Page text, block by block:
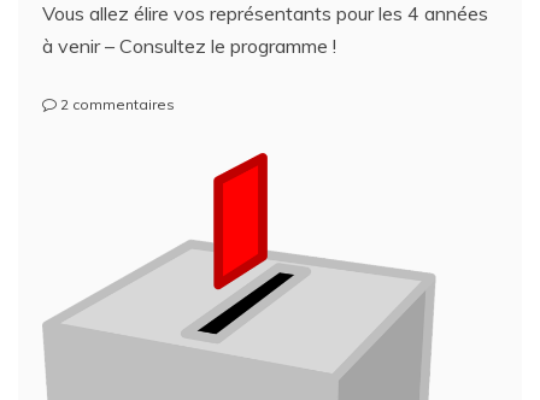
Vous allez élire vos représentants pour les 4 années
à venir – Consultez le programme !
2 commentaires
professionnelles
votre